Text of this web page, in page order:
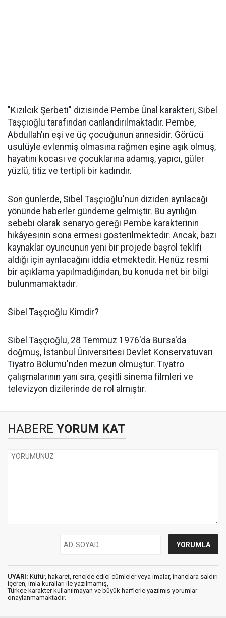
"Kızılcık Şerbeti" dizisinde Pembe Ünal karakteri, Sibel
Taşçıoğlu tarafından canlandırılmaktadır. Pembe,
Abdullah'ın eşi ve üç çocuğunun annesidir. Görücü
usulüyle evlenmiş olmasına rağmen eşine aşık olmuş,
hayatını kocası ve çocuklarına adamış, yapıcı, güler
yüzlü, titiz ve tertipli bir kadındır. ​
Son günlerde, Sibel Taşçıoğlu'nun diziden ayrılacağı
yönünde haberler gündeme gelmiştir. Bu ayrılığın
sebebi olarak senaryo gereği Pembe karakterinin
hikâyesinin sona ermesi gösterilmektedir. Ancak, bazı
kaynaklar oyuncunun yeni bir projede başrol teklifi
aldığı için ayrılacağını iddia etmektedir. Henüz resmi
bir açıklama yapılmadığından, bu konuda net bir bilgi
bulunmamaktadır.​
Sibel Taşçıoğlu Kimdir?
Sibel Taşçıoğlu, 28 Temmuz 1976'da Bursa'da
doğmuş, İstanbul Üniversitesi Devlet Konservatuvarı
Tiyatro Bölümü'nden mezun olmuştur. Tiyatro
çalışmalarının yanı sıra, çeşitli sinema filmleri ve
televizyon dizilerinde de rol almıştır. ​
HABERE YORUM KAT
UYARI: Küfür, hakaret, rencide edici cümleler veya imalar, inançlara saldırı
içeren, imla kuralları ile yazılmamış,
Türkçe karakter kullanılmayan ve büyük harflerle yazılmış yorumlar
onaylanmamaktadır.